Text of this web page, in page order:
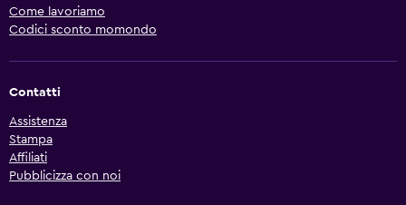
Come lavoriamo
Codici sconto momondo
Contatti
Assistenza
Stampa
Affiliati
Pubblicizza con noi